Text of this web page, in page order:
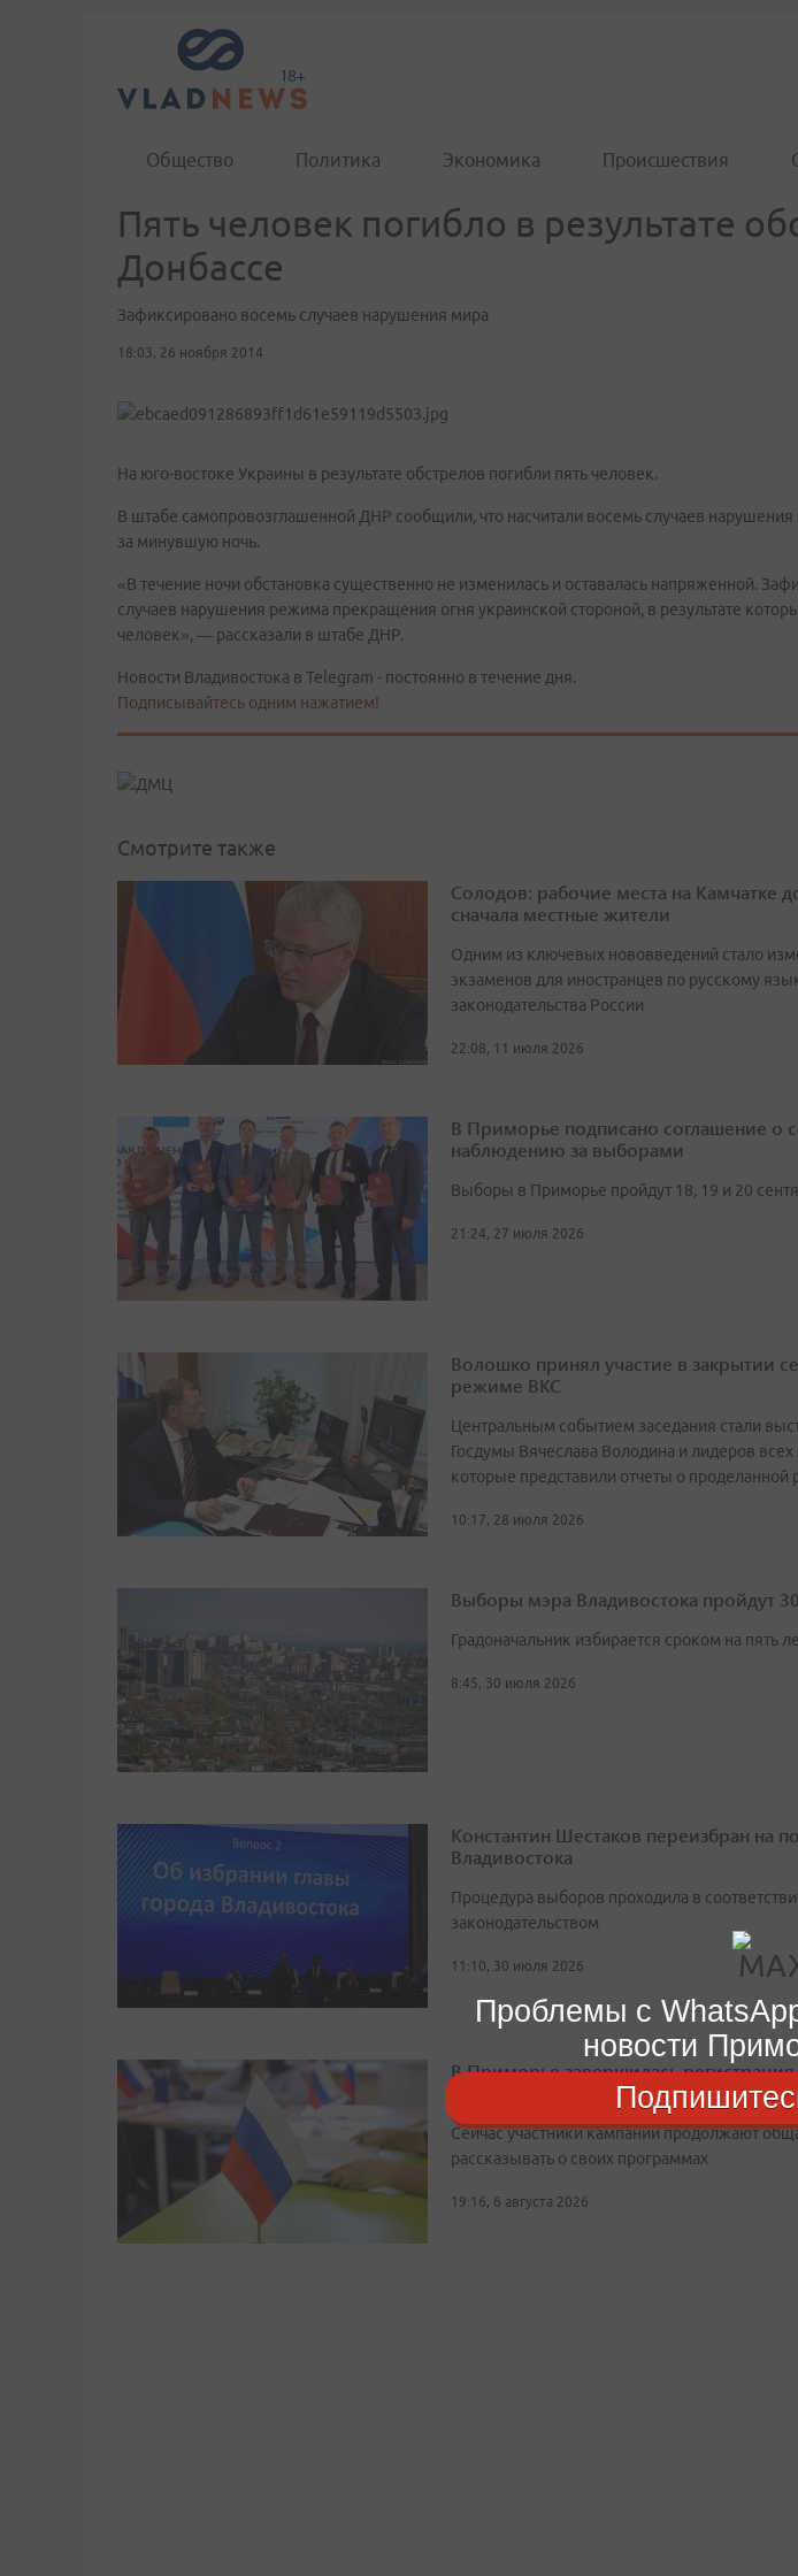
Общество Политика Экономика Происшествия
Пять человек погибло в результате
Донбассе
Зафиксировано восемь случаев нарушения мира
18:03, 26 ноября 2014
На юго-востоке Украины в результате обстрелов погибли пять человек.
В штабе самопровозглашенной ДНР сообщили, что насчитали восемь случаев
за минувшую ночь.
«В течение ночи обстановка существенно не изменилась и оставалась напряженной.
случаев нарушения режима прекращения огня украинской стороной, в результате
человек», — рассказали в штабе ДНР.
Новости Владивостока в Telegram - постоянно в течение дня.
Подписывайтесь одним нажатием!
Смотрите также
Солодов: рабочие места на Камчатке
сначала местные жители
Одним из ключевых нововведений стало
экзаменов для иностранцев по русскому
законодательства России
22:08, 11 июля 2026
В Приморье подписано соглашение о
наблюдению за выборами
Выборы в Приморье пройдут 18, 19 и 20
21:24, 27 июля 2026
Волошко принял участие в закрытии
режиме ВКС
Центральным событием заседания стали
Госдумы Вячеслава Володина и лидеров
которые представили отчеты о проделанной
10:17, 28 июля 2026
Выборы мэра Владивостока пройдут
Градоначальник избирается сроком на пять
8:45, 30 июля 2026
Константин Шестаков переизбран на
Владивостока
Процедура выборов проходила в
законодательством
11:10, 30 июля 2026
В Приморье завершилась регистрация
Госдуму и Заксобрание
Сейчас участники кампании продолжают
рассказывать о своих программах
19:16, 6 августа 2026
Проблемы с
новости